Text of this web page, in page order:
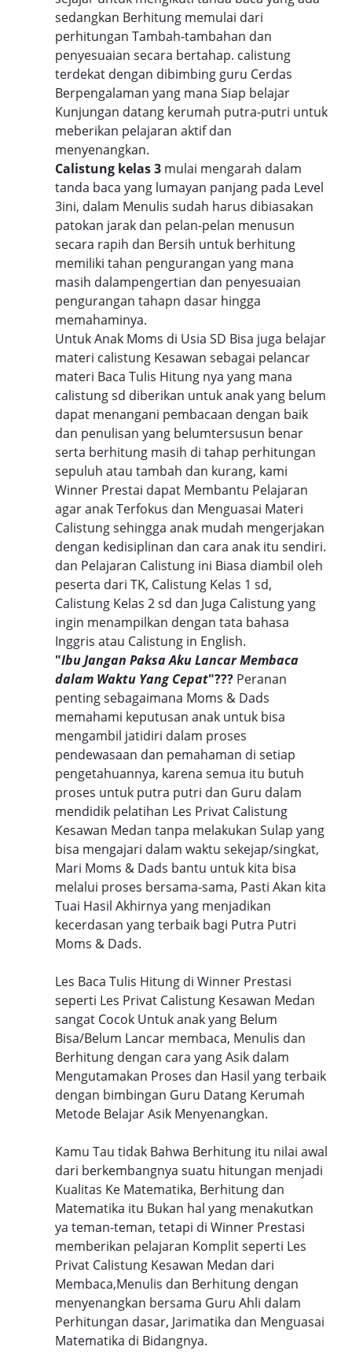
sedangkan Berhitung memulai dari
perhitungan Tambah-tambahan dan
penyesuaian secara bertahap. calistung
terdekat dengan dibimbing guru Cerdas
Berpengalaman yang mana Siap belajar
Kunjungan datang kerumah putra-putri untuk
meberikan pelajaran aktif dan
menyenangkan.
Calistung kelas 3 mulai mengarah dalam
tanda baca yang lumayan panjang pada Level
3ini, dalam Menulis sudah harus dibiasakan
patokan jarak dan pelan-pelan menusun
secara rapih dan Bersih untuk berhitung
memiliki tahan pengurangan yang mana
masih dalampengertian dan penyesuaian
pengurangan tahapn dasar hingga
memahaminya.
Untuk Anak Moms di Usia SD Bisa juga belajar
materi calistung Kesawan sebagai pelancar
materi Baca Tulis Hitung nya yang mana
calistung sd diberikan untuk anak yang belum
dapat menangani pembacaan dengan baik
dan penulisan yang belumtersusun benar
serta berhitung masih di tahap perhitungan
sepuluh atau tambah dan kurang, kami
Winner Prestai dapat Membantu Pelajaran
agar anak Terfokus dan Menguasai Materi
Calistung sehingga anak mudah mengerjakan
dengan kedisiplinan dan cara anak itu sendiri.
dan Pelajaran Calistung ini Biasa diambil oleh
peserta dari TK, Calistung Kelas 1 sd,
Calistung Kelas 2 sd dan Juga Calistung yang
ingin menampilkan dengan tata bahasa
Inggris atau Calistung in English.
"Ibu Jangan Paksa Aku Lancar Membaca
dalam Waktu Yang Cepat"??? Peranan
penting sebagaimana Moms & Dads
memahami keputusan anak untuk bisa
mengambil jatidiri dalam proses
pendewasaan dan pemahaman di setiap
pengetahuannya, karena semua itu butuh
proses untuk putra putri dan Guru dalam
mendidik pelatihan Les Privat Calistung
Kesawan Medan tanpa melakukan Sulap yang
bisa mengajari dalam waktu sekejap/singkat,
Mari Moms & Dads bantu untuk kita bisa
melalui proses bersama-sama, Pasti Akan kita
Tuai Hasil Akhirnya yang menjadikan
kecerdasan yang terbaik bagi Putra Putri
Moms & Dads.
Les Baca Tulis Hitung di Winner Prestasi
seperti Les Privat Calistung Kesawan Medan
sangat Cocok Untuk anak yang Belum
Bisa/Belum Lancar membaca, Menulis dan
Berhitung dengan cara yang Asik dalam
Mengutamakan Proses dan Hasil yang terbaik
dengan bimbingan Guru Datang Kerumah
Metode Belajar Asik Menyenangkan.
Kamu Tau tidak Bahwa Berhitung itu nilai awal
dari berkembangnya suatu hitungan menjadi
Kualitas Ke Matematika, Berhitung dan
Matematika itu Bukan hal yang menakutkan
ya teman-teman, tetapi di Winner Prestasi
memberikan pelajaran Komplit seperti Les
Privat Calistung Kesawan Medan dari
Membaca,Menulis dan Berhitung dengan
menyenangkan bersama Guru Ahli dalam
Perhitungan dasar, Jarimatika dan Menguasai
Matematika di Bidangnya.